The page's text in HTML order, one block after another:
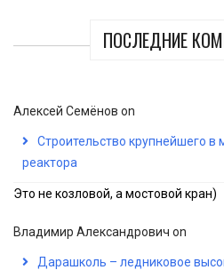
ПОСЛЕДНИЕ
Алексей Семёнов on
Строительство крупнейшего в
реактора
Это не козловой, а мостовой кран)
Владимир Александрович on
Дарашколь – ледниковое